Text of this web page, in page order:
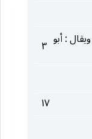
: أبو ٣
١٧